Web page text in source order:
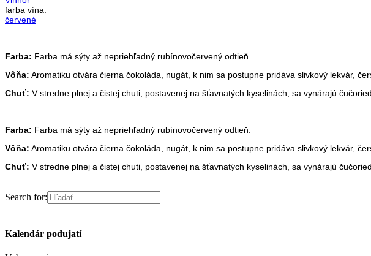
farba vína:
červené
Farba: Farba má sýty až nepriehľadný rubínovočervený odtieň.
Vôňa: Aromatiku otvára čierna čokoláda, nugát, k nim sa postupne pridáva slivkový lekvár,
Chuť: V stredne plnej a čistej chuti, postavenej na šťavnatých kyselinách, sa vynárajú
Farba: Farba má sýty až nepriehľadný rubínovočervený odtieň.
Vôňa: Aromatiku otvára čierna čokoláda, nugát, k nim sa postupne pridáva slivkový lekvár,
Chuť: V stredne plnej a čistej chuti, postavenej na šťavnatých kyselinách, sa vynárajú
Search for:
Kalendár podujatí